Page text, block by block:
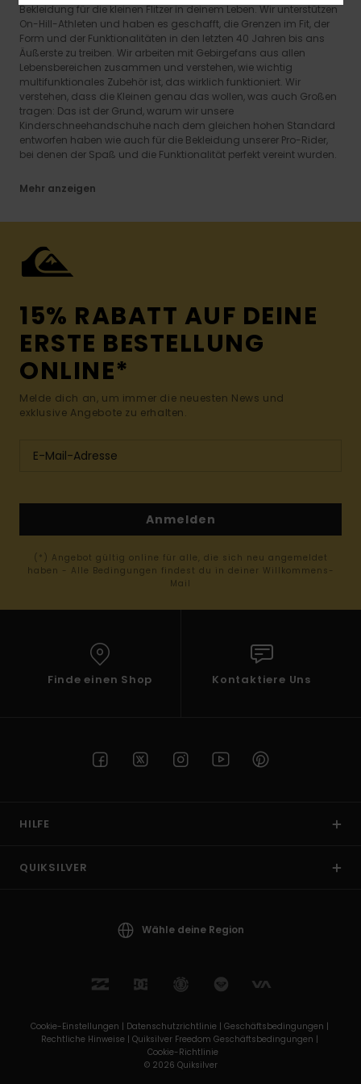
Bekleidung für die kleinen Flitzer in deinem Leben. Wir unterstützen
On-Hill-Athleten und haben es geschafft, die Grenzen im Fit, der
Form und der Funktionalitäten in den letzten 40 Jahren bis ans
Äußerste zu treiben. Wir arbeiten mit Gebirgefans aus allen
Lebensbereichen zusammen und verstehen, wie wichtig
multifunktionales Zubehör ist, das wirklich funktioniert. Wir
verstehen, dass die Kleinen genau das wollen, was auch Großen
tragen: Das ist der Grund, warum wir unsere
Kinderschneehandschuhe nach dem gleichen hohen Standard
entworfen haben wie auch für die Bekleidung unserer Pro-Rider,
bei denen der Spaß und die Funktionalität perfekt vereint wurden.
Mehr anzeigen
15% RABATT AUF DEINE
ERSTE BESTELLUNG
ONLINE*
Melde dich an, um immer die neuesten News und
exklusive Angebote zu erhalten.
Anmelden
(*) Angebot gültig online für alle, die sich neu angemeldet
haben - Alle Bedingungen findest du in deiner Willkommens-
Mail
Finde einen Shop Kontaktiere Uns
HILFE
QUIKSILVER
Wähle deine Region
Cookie-Einstellungen | Datenschutzrichtlinie | Geschäftsbedingungen |
Rechtliche Hinweise | Quiksilver Freedom Geschäftsbedingungen |
Cookie-Richtlinie
© 2026 Quiksilver